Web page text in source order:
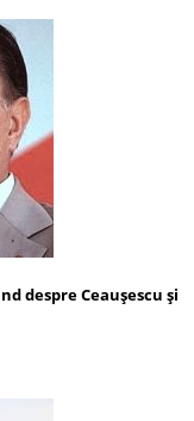
despre Ceaușescu și